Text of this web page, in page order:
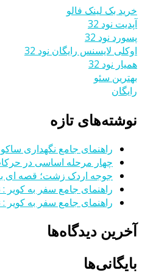
خرید بک لینک فالو
آپدیت نود 32
پسورد نود 32
اوکلی لایسنس رایگان نود 32
همیار نود 32
بهترین سئو
رایگان
نوشته‌های تازه
راهنمای جامع نگهداری
چهار مرحله اساسی در
جوجه اردک زشت؛ قصه ای
راهنمای جامع سفر به کویر :
راهنمای جامع سفر به کویر :
آخرین دیدگاه‌ها
بایگانی‌ها